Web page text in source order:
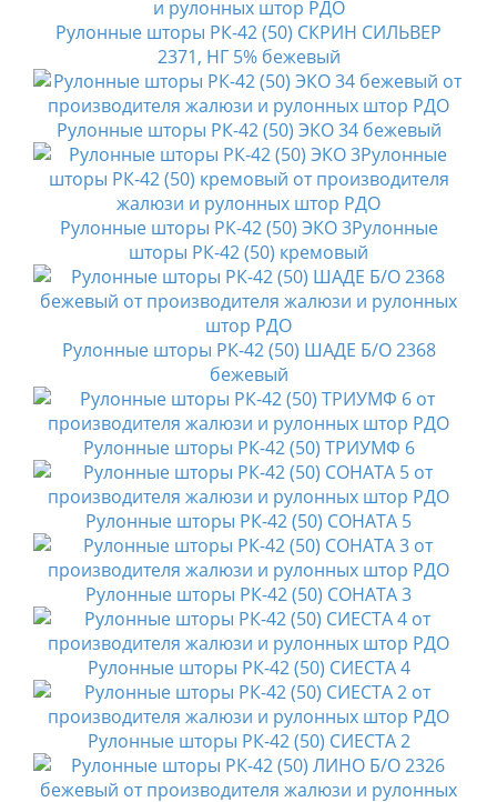
Рулонные шторы РК-42 (50) СКРИН СИЛЬВЕР
2371, НГ 5% бежевый
Рулонные шторы РК-42 (50) ЭКО 34 бежевый
Рулонные шторы РК-42 (50) ЭКО 3Рулонные
шторы РК-42 (50) кремовый
Рулонные шторы РК-42 (50) ШАДЕ Б/О 2368
бежевый
Рулонные шторы РК-42 (50) ТРИУМФ 6
Рулонные шторы РК-42 (50) СОНАТА 5
Рулонные шторы РК-42 (50) СОНАТА 3
Рулонные шторы РК-42 (50) СИЕСТА 4
Рулонные шторы РК-42 (50) СИЕСТА 2